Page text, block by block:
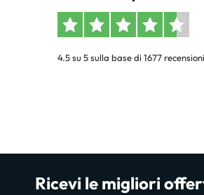
4.5 su 5 sulla base di 1677 recensioni
Ricevi le migliori